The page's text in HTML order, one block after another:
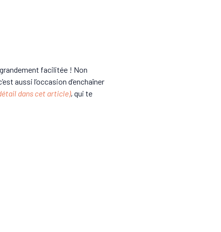
facilitée ! Non
aussi l’occasion d’enchaîner
dans cet article), qui te